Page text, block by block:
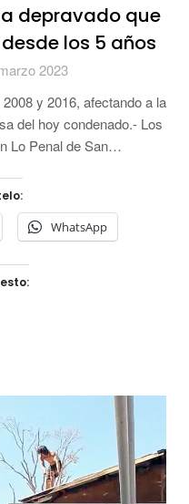
depravado que
los 5 años
2023
y 2016, afectando a la
del hoy condenado.- Los
Lo Penal de San…
WhatsApp